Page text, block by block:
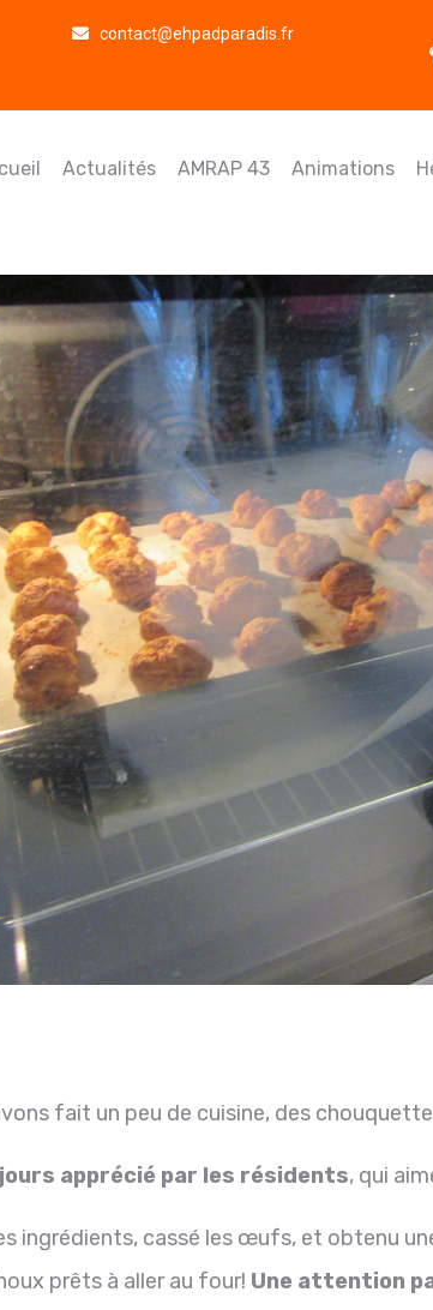
contact@ehpadparadis.fr
Actualités AMRAP 43 Animations
fait un peu de cuisine, des
apprécié par les résidents, qui
ingrédients, cassé les œufs, et obtenu
prêts à aller au four! Une attention